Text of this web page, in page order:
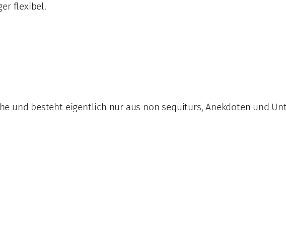
flexibel.
und besteht eigentlich nur aus non sequiturs, Anekdoten und